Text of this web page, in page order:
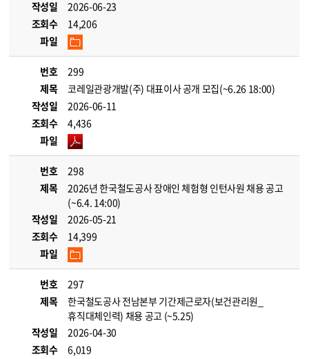
작성일
2026-06-23
조회수
14,206
파일
번호
299
제목
코레일관광개발(주) 대표이사 공개 모집(~6.26 18:00)
작성일
2026-06-11
조회수
4,436
파일
번호
298
제목
2026년 한국철도공사 장애인 체험형 인턴사원 채용 공고
(~6.4. 14:00)
작성일
2026-05-21
조회수
14,399
파일
번호
297
제목
한국철도공사 전남본부 기간제근로자(보건관리원_
휴직대체인력) 채용 공고 (~5.25)
작성일
2026-04-30
조회수
6,019